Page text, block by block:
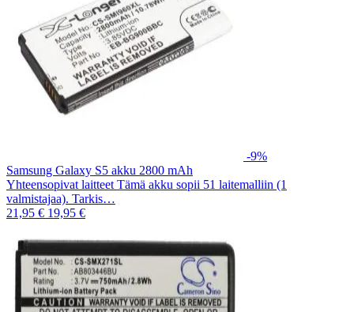
-9%
Samsung Galaxy S5 akku 2800 mAh
Yhteensopivat laitteet Tämä akku sopii 51 laitemalliin (1
valmistajaa). Tarkis…
21,95 € 19,95 €